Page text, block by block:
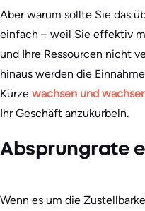
Aber warum sollte Sie das
einfach – weil Sie effektiv
und Ihre Ressourcen nicht
hinaus werden die
Kürze wachsen und
Ihr Geschäft anzukurbeln.
Absprungrate
Wenn es um die